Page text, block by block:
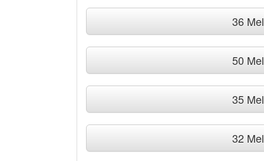
36
50
35
32